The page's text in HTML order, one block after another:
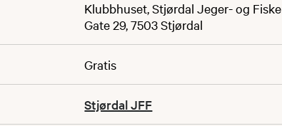
Klubbhuset, Stjørdal Jeger- og
Gate 29, 7503 Stjørdal
Gratis
Stjørdal JFF